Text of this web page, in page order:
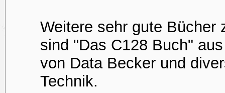
Weitere sehr gute Bücher
sind "Das C128 Buch"
von Data Becker und
Technik.